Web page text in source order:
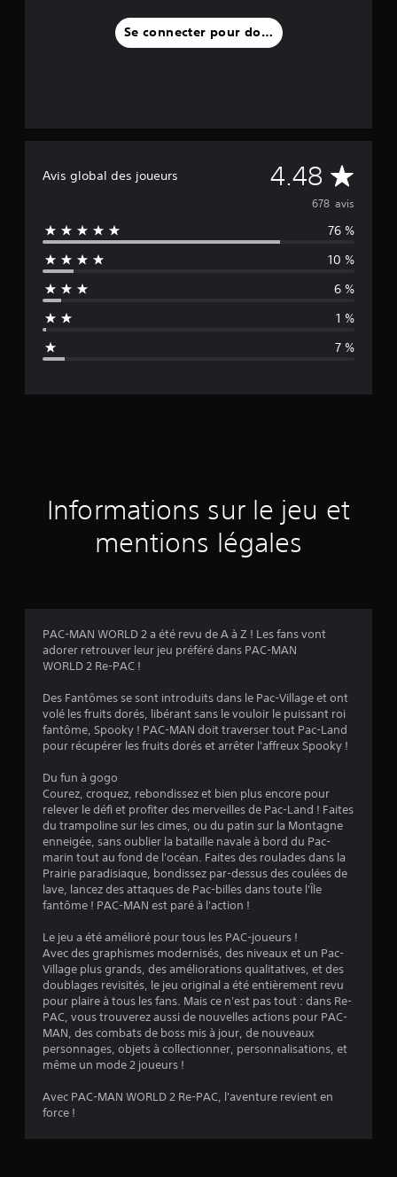
Se connecter pour donner un avis
Avis global des joueurs 4.48 M
o
y
e
n
d
a
4
.
8
é
i
l
e
s
s
678 avis
76 %
10 %
6 %
1 %
7 %
Informations sur le jeu et
mentions légales
PAC-MAN WORLD 2 a été revu de A à Z ! Les fans vont
adorer retrouver leur jeu préféré dans PAC-MAN
WORLD 2 Re-PAC !
Des Fantômes se sont introduits dans le Pac-Village et ont
volé les fruits dorés, libérant sans le vouloir le puissant roi
fantôme, Spooky ! PAC-MAN doit traverser tout Pac-Land
pour récupérer les fruits dorés et arrêter l'affreux Spooky !
Du fun à gogo
Courez, croquez, rebondissez et bien plus encore pour
relever le défi et profiter des merveilles de Pac-Land ! Faites
du trampoline sur les cimes, ou du patin sur la Montagne
enneigée, sans oublier la bataille navale à bord du Pac-
marin tout au fond de l'océan. Faites des roulades dans la
Prairie paradisiaque, bondissez par-dessus des coulées de
lave, lancez des attaques de Pac-billes dans toute l'Île
fantôme ! PAC-MAN est paré à l'action !
Le jeu a été amélioré pour tous les PAC-joueurs !
Avec des graphismes modernisés, des niveaux et un Pac-
Village plus grands, des améliorations qualitatives, et des
doublages revisités, le jeu original a été entièrement revu
pour plaire à tous les fans. Mais ce n'est pas tout : dans Re-
PAC, vous trouverez aussi de nouvelles actions pour PAC-
MAN, des combats de boss mis à jour, de nouveaux
personnages, objets à collectionner, personnalisations, et
même un mode 2 joueurs !
Avec PAC-MAN WORLD 2 Re-PAC, l'aventure revient en
force !